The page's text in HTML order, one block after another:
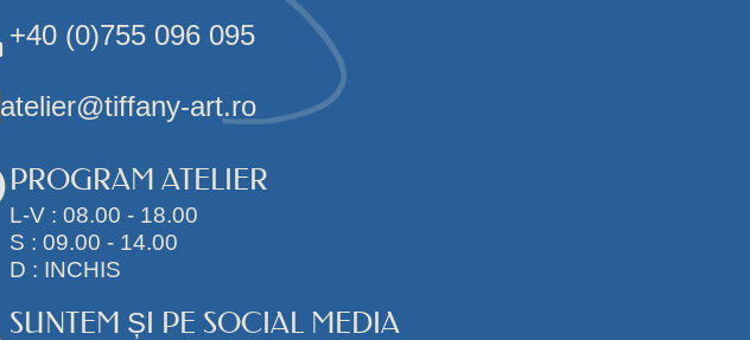
+40 (0)755 096 095
atelier@tiffany-art.ro
PROGRAM ATELIER
L-V : 08.00 - 18.00
S : 09.00 - 14.00
D : INCHIS
SUNTEM ȘI PE SOCIAL MEDIA